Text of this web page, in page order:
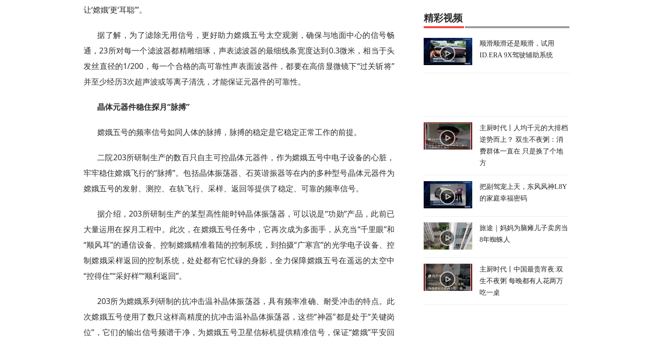
让‘嫦娥’更‘耳聪’”。
据了解，为了滤除无用信号，更好助力嫦娥五号太空观测，确保与地面中心的信号畅
通，23所对每一个滤波器都精雕细琢，声表滤波器的最细线条宽度达到0.3微米，相当于头
发丝直径的1/200，每一个合格的高可靠性声表面波器件，都要在高倍显微镜下“过关斩将”
并至少经历3次超声波或等离子清洗，才能保证元器件的可靠性。
晶体元器件稳住探月“脉搏”
嫦娥五号的频率信号如同人体的脉搏，脉搏的稳定是它稳定正常工作的前提。
二院203所研制生产的数百只自主可控晶体元器件，作为嫦娥五号中电子设备的心脏，
牢牢稳住嫦娥飞行的“脉搏”。包括晶体振荡器、石英谐振器等在内的多种型号晶体元器件为
嫦娥五号的发射、测控、在轨飞行、采样、返回等提供了稳定、可靠的频率信号。
据介绍，203所研制生产的某型高性能时钟晶体振荡器，可以说是“功勋”产品，此前已
大量运用在探月工程中。此次，在嫦娥五号任务中，它再次成为多面手，从充当“千里眼”和
“顺风耳”的通信设备、控制嫦娥精准着陆的控制系统，到拍摄“广寒宫”的光学电子设备、控
制嫦娥采样返回的控制系统，处处都有它忙碌的身影，全力保障嫦娥五号在遥远的太空中
“控得住”“采好样”“顺利返回”。
203所为嫦娥系列研制的抗冲击温补晶体振荡器，具有频率准确、耐受冲击的特点。此
次嫦娥五号使用了数只这样高精度的抗冲击温补晶体振荡器，这些“神器”都是处于“关键岗
位”，它们的输出信号频谱干净，为嫦娥五号卫星信标机提供精准信号，保证“嫦娥”平安回
精彩视频
顺滑顺滑还是顺滑，试用
ID.ERA 9X驾驶辅助系统
主厨时代丨人均千元的大排档
逆势而上？ 双生不夜粥：消
费群体一直在 只是换了个地
方
把副驾宠上天，东风风神L8Y
的家庭幸福密码
旅途｜妈妈为脑瘫儿子卖房当
8年蜘蛛人
主厨时代丨中国最贵宵夜:双
生不夜粥 每晚都有人花两万
吃一桌